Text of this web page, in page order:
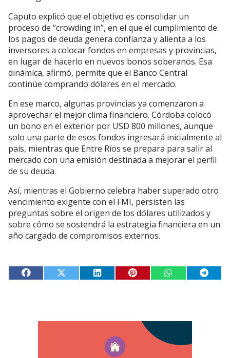
Caputo explicó que el objetivo es consolidar un
proceso de “crowding in”, en el que el cumplimiento de
los pagos de deuda genera confianza y alienta a los
inversores a colocar fondos en empresas y provincias,
en lugar de hacerlo en nuevos bonos soberanos. Esa
dinámica, afirmó, permite que el Banco Central
continúe comprando dólares en el mercado.
En ese marco, algunas provincias ya comenzaron a
aprovechar el mejor clima financiero. Córdoba colocó
un bono en el exterior por USD 800 millones, aunque
solo una parte de esos fondos ingresará inicialmente al
país, mientras que Entre Ríos se prepara para salir al
mercado con una emisión destinada a mejorar el perfil
de su deuda.
Así, mientras el Gobierno celebra haber superado otro
vencimiento exigente con el FMI, persisten las
preguntas sobre el origen de los dólares utilizados y
sobre cómo se sostendrá la estrategia financiera en un
año cargado de compromisos externos.